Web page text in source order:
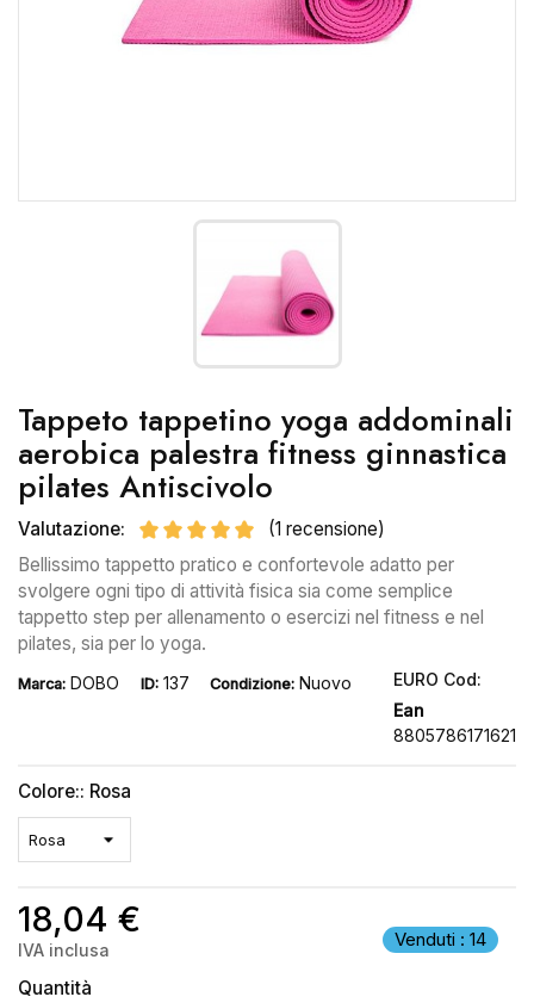
Tappeto tappetino yoga addominali
aerobica palestra fitness ginnastica
pilates Antiscivolo
Valutazione:
(1 recensione)
Bellissimo tappetto pratico e confortevole adatto per
svolgere ogni tipo di attività fisica sia come semplice
tappetto step per allenamento o esercizi nel fitness e nel
pilates, sia per lo yoga.
Marca: DOBO ID: 137 Condizione: Nuovo
EURO Cod:
Ean
8805786171621
Colore:: Rosa
18,04 € Venduti : 14
IVA inclusa
Quantità